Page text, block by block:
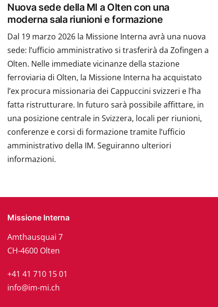
Nuova sede della MI a Olten con una
moderna sala riunioni e formazione
Dal 19 marzo 2026 la Missione Interna avrà una nuova
sede: l’ufficio amministrativo si trasferirà da Zofingen a
Olten. Nelle immediate vicinanze della stazione
ferroviaria di Olten, la Missione Interna ha acquistato
l’ex procura missionaria dei Cappuccini svizzeri e l’ha
fatta ristrutturare. In futuro sarà possibile affittare, in
una posizione centrale in Svizzera, locali per riunioni,
conferenze e corsi di formazione tramite l’ufficio
amministrativo della IM. Seguiranno ulteriori
informazioni.
Missione Interna
Amthausquai 7
CH-4600 Olten
+41 41 710 15 01
info@im-mi.ch